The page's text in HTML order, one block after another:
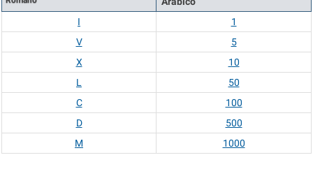
I
1
V
5
X
10
L
50
C
100
D
500
M
1000